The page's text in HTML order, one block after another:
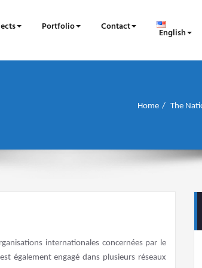
Portfolio Contact English
Home The
internationales concernées par le
également engagé dans plusieurs réseaux